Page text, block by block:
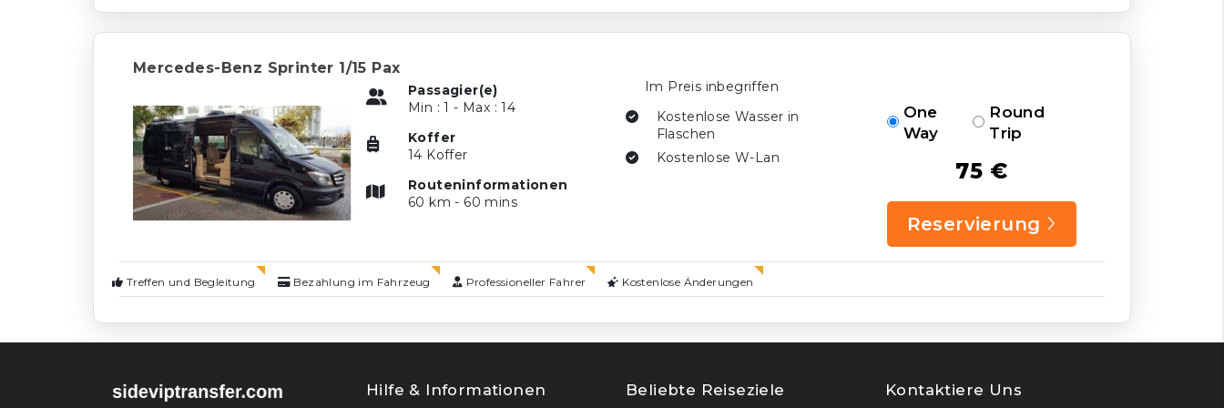
Mercedes-Benz Sprinter 1/15 Pax
Passagier(e)
Min : 1 - Max : 14
Koffer
14 Koffer
Routeninformationen
60 km - 60 mins
Im Preis inbegriffen
Kostenlose Wasser in
Flaschen
Kostenlose W-Lan
One
Way
Round
Trip
75 €
Reservierung
Treffen und Begleitung Bezahlung im Fahrzeug Professioneller Fahrer Kostenlose Änderungen
Hilfe & Informationen Beliebte Reiseziele Kontaktiere Uns